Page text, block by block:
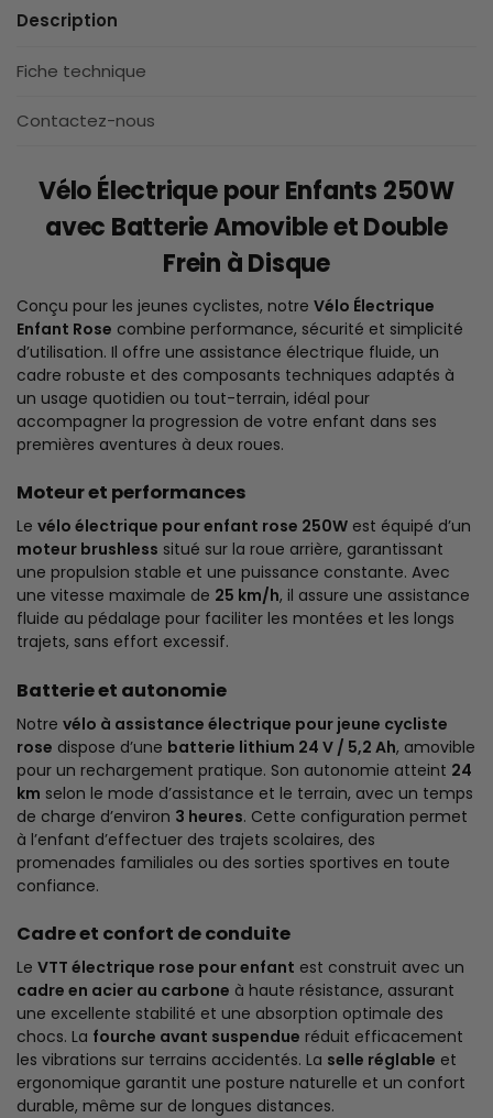
Description
Fiche technique
Contactez-nous
Vélo Électrique pour Enfants 250W
avec Batterie Amovible et Double
Frein à Disque
Conçu pour les jeunes cyclistes, notre Vélo Électrique
Enfant Rose combine performance, sécurité et simplicité
d’utilisation. Il offre une assistance électrique fluide, un
cadre robuste et des composants techniques adaptés à
un usage quotidien ou tout-terrain, idéal pour
accompagner la progression de votre enfant dans ses
premières aventures à deux roues.
Moteur et performances
Le vélo électrique pour enfant rose 250W est équipé d’un
moteur brushless situé sur la roue arrière, garantissant
une propulsion stable et une puissance constante. Avec
une vitesse maximale de 25 km/h, il assure une assistance
fluide au pédalage pour faciliter les montées et les longs
trajets, sans effort excessif.
Batterie et autonomie
Notre vélo à assistance électrique pour jeune cycliste
rose dispose d’une batterie lithium 24 V / 5,2 Ah, amovible
pour un rechargement pratique. Son autonomie atteint 24
km selon le mode d’assistance et le terrain, avec un temps
de charge d’environ 3 heures. Cette configuration permet
à l’enfant d’effectuer des trajets scolaires, des
promenades familiales ou des sorties sportives en toute
confiance.
Cadre et confort de conduite
Le VTT électrique rose pour enfant est construit avec un
cadre en acier au carbone à haute résistance, assurant
une excellente stabilité et une absorption optimale des
chocs. La fourche avant suspendue réduit efficacement
les vibrations sur terrains accidentés. La selle réglable et
ergonomique garantit une posture naturelle et un confort
durable, même sur de longues distances.